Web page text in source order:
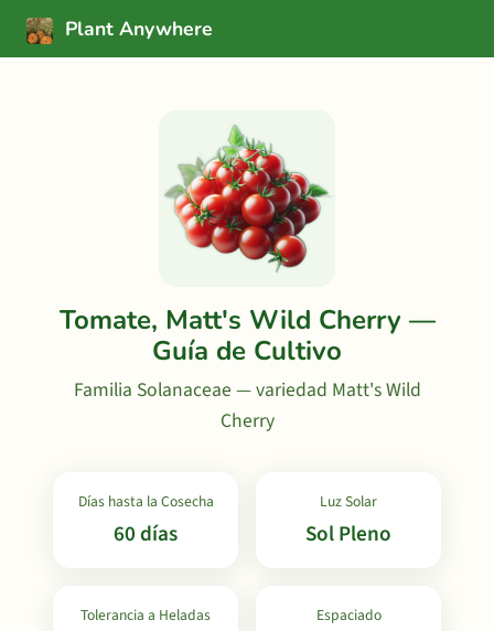
Plant Anywhere
Tomate, Matt's Wild Cherry —
Guía de Cultivo
Familia Solanaceae — variedad Matt's Wild
Cherry
Días hasta la Cosecha
60 días
Luz Solar
Sol Pleno
Tolerancia a Heladas Espaciado